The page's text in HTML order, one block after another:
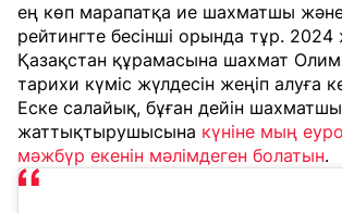
ең көп марапатқа ие шахматшы
рейтингте бесінші орында тұр.
Қазақстан құрамасына шахмат
тарихи күміс жүлдесін жеңіп алуға
Еске салайық, бұған дейін
жаттықтырушысына күніне мың
мәжбүр екенін мәлімдеген болатын.